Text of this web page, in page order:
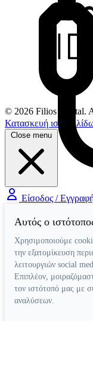
Συσκευές
Συσκευές
Ξέστρα
Συσκευές
© 2026 Filios Dental.
Κατασκευή
Close menu
Είσοδος /
Αυτός ο
Χρησιμοποιούμε
την εξατομίκευση
λειτουργιών social
Επιπλέον,
τον ιστότοπό μας με
αναλύσεων.